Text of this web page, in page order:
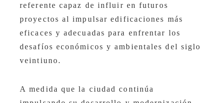
referente capaz de influir en futuros
proyectos al impulsar edificaciones más
eficaces y adecuadas para enfrentar los
desafíos económicos y ambientales del siglo
veintiuno.
A medida que la ciudad continúa